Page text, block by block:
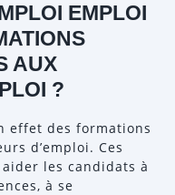
EMPLOI
AUX
?
effet des formations
d’emploi. Ces
les candidats à
à se